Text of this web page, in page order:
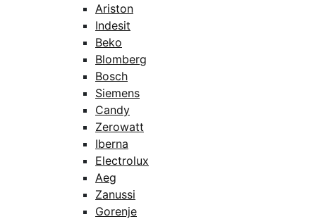
Ariston
Indesit
Beko
Blomberg
Bosch
Siemens
Candy
Zerowatt
Iberna
Electrolux
Aeg
Zanussi
Gorenje